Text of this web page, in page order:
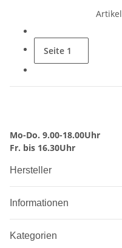
Seite 1
Mo-Do. 9.00-18.00Uhr
Fr. bis 16.30Uhr
Hersteller
Informationen
Kategorien